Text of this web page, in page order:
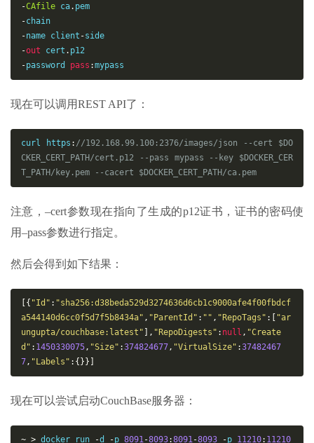
-CAfile ca.
-
-name client -
-out cert .
-password pass :mypass
现在可以调用REST API了：
curl https : //192.168.99.100:2376/images/json --cert $DO
CKER_CERT_PATH/cert.p12 --pass mypass --key $DOCKER_CER
T_PATH/key.pem --cacert $DOCKER_CERT_PATH/ca.pem
注意，–cert参数现在指向了生成的p12证书，证书的密码使
用–pass参数进行指定。
然后会得到如下结果：
[{ "Id" : "sha256:d38beda529d3274636d6cb1c9000afe4f00fbdcf
a544140d6cc0f5d7f5b8434a" , "ParentId" : "" , "RepoTags" :[ "ar
ungupta/couchbase:latest" ], "RepoDigests" : null , "Create
d" : 1450330075, "Size" :374824677, "VirtualSize" :37482467
7, "Labels" :{}}]
现在可以尝试启动CouchBase服务器：
~ > docker run -d -p 8091-8093:8091-8093 -p 11210: 11210